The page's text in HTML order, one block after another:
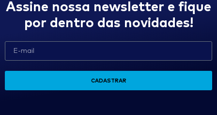
Assine nossa newsletter e fique
por dentro das novidades!
CADASTRAR